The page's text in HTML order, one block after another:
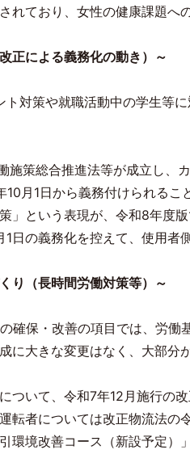
れており、女性の健康課題へ
正による義務化の動き）～
対策や就職活動中の学生等
施策総合推進法等が成立し、
10 月 1日から義務付けられるこ
」という表現が、令和8年度
1日の義務化を控えて、使用者
り（長時間労働対策等）～
確保・改善の項目では、労
に大きな変更はなく、大部分
ついて、令和7年12 月施行の
転者については改正物流法の
環境改善コース（新設予定）